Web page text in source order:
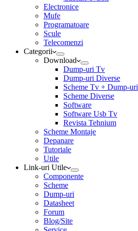
Electronice
Mufe
Programatoare
Scule
Telecomenzi
Categorii
Download
Dump-uri Tv
Dump-uri Diverse
Scheme Tv + Dump-uri
Scheme Diverse
Software
Software Usb Tv
Revista Tehnium
Scheme Montaje
Depanare
Tutoriale
Utile
Link-uri Utile
Componente
Scheme
Dump-uri
Datasheet
Forum
Blog/Site